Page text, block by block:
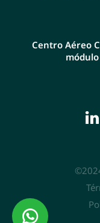
Centro Aéreo